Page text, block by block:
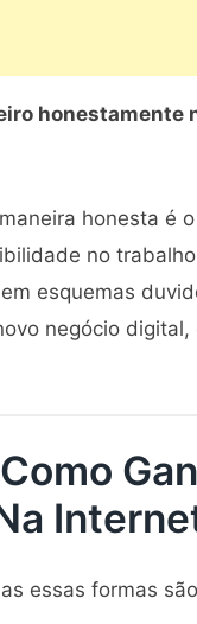
honesta é
no
esquemas
negócio
essas formas